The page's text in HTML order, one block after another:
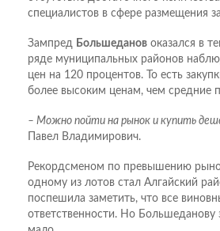
специалистов в сфере размещения
Зампред Большеданов оказался в
ряде муниципальных районов
цен на 120 процентов. То есть
более высоким ценам, чем средние
– Можно пойти на рынок и купить
Павел Владимирович.
Рекордсменом по превышению
одному из лотов стал Алгайский
поспешила заметить, что все
ответственности. Но Большеданову